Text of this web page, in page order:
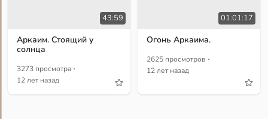
43:59
Аркаим. Стоящий у
солнца
3273 просмотра ·
12 лет назад
01:01:17
Огонь Аркаима.
2625 просмотров ·
12 лет назад